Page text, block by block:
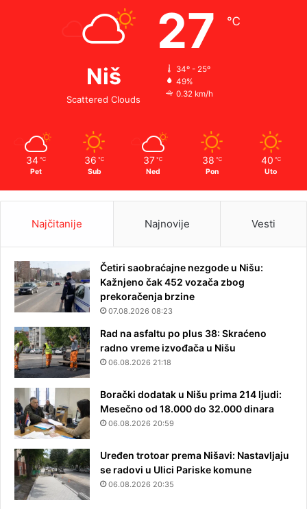
Niš
Scattered Clouds
27 ℃
34º - 25º
49%
0.32 km/h
34 ℃
Pet
36 ℃
Sub
37 ℃
Ned
38 ℃
Pon
40 ℃
Uto
Najčitanije Najnovije Vesti
Četiri saobraćajne nezgode u Nišu:
Kažnjeno čak 452 vozača zbog
prekoračenja brzine
07.08.2026 08:23
Rad na asfaltu po plus 38: Skraćeno
radno vreme izvođača u Nišu
06.08.2026 21:18
Borački dodatak u Nišu prima 214 ljudi:
Mesečno od 18.000 do 32.000 dinara
06.08.2026 20:59
Uređen trotoar prema Nišavi: Nastavljaju
se radovi u Ulici Pariske komune
06.08.2026 20:35